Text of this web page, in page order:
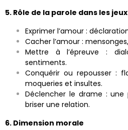
5. Rôle de la parole dans les
Exprimer l’amour :
Cacher l’amour :
Mettre à l’épreuve :
sentiments.
Conquérir ou repousser :
moqueries et insultes.
Déclencher le drame : une
briser une relation.
6. Dimension morale